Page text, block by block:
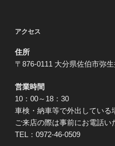
アクセス
住所
〒876-0111 大分県佐伯市弥
営業時間
10：00～18：30
車検・納車等で外出している
ご来店の際は事前にお電話い
TEL：0972-46-0509